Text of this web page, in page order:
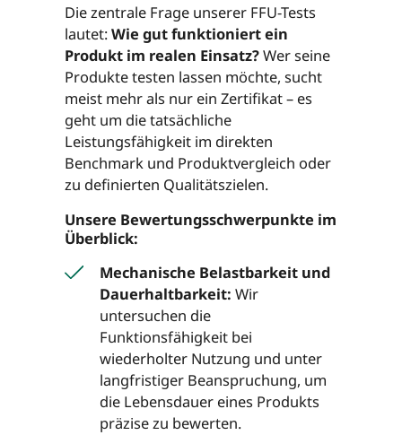
Die zentrale Frage unserer FFU-Tests
lautet:Wie gut funktioniert ein
Produkt im realen Einsatz?Wer seine
Produkte testen lassen möchte, sucht
meist mehr als nur ein Zertifikat – es
geht um die tatsächliche
Leistungsfähigkeit im direkten
Benchmark und Produktvergleich oder
zu definierten Qualitätszielen.
Unsere Bewertungsschwerpunkte im
Überblick:
Mechanische Belastbarkeit und
Dauerhaltbarkeit: Wir
untersuchen die
Funktionsfähigkeit bei
wiederholter Nutzung und unter
langfristiger Beanspruchung, um
die Lebensdauer eines Produkts
präzise zu bewerten.